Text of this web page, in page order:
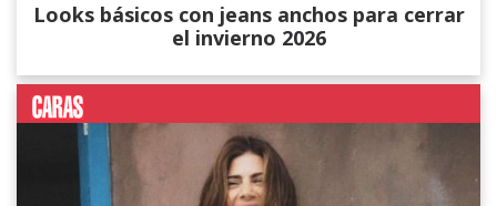
Looks básicos con jeans anchos para cerrar
el invierno 2026